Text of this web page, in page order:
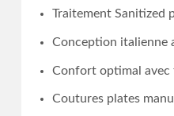
Traitement Sanitized
Conception italienne
Confort optimal
Coutures plates